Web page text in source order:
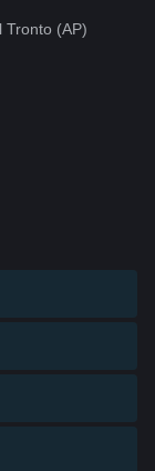
Tronto (AP)